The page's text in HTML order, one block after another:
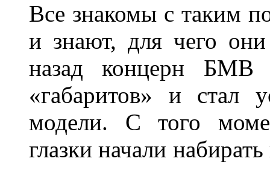
Все знакомы с таким
и знают, для чего
назад концерн БМВ
«габаритов» и стал
модели. С того
глазки начали